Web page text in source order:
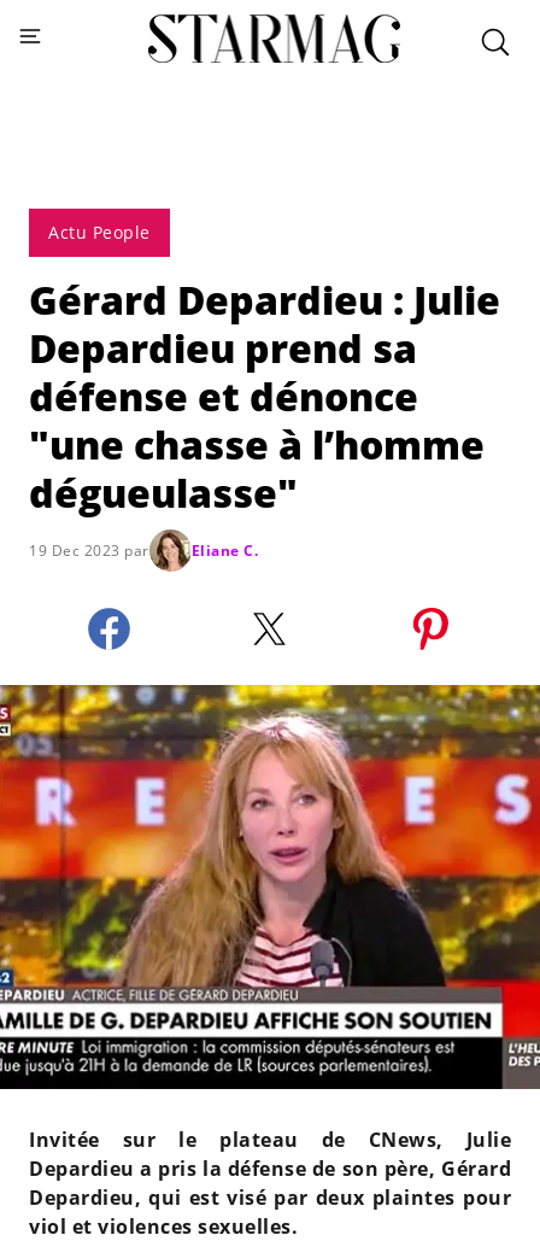
Actu People
Gérard Depardieu : Julie
Depardieu prend sa
défense et dénonce
"une chasse à l’homme
dégueulasse"
19 Dec 2023 par Eliane C.
Invitée sur le plateau de CNews, Julie
Depardieu a pris la défense de son père, Gérard
Depardieu, qui est visé par deux plaintes pour
viol et violences sexuelles.